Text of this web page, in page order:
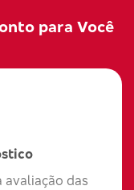
para Você
avaliação das